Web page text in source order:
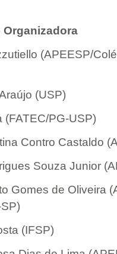
Organizadora
(APEESP/
(USP)
(FATEC/PG-USP)
Contro Castaldo
Souza Junior
Gomes de Oliveira
(IFSP)